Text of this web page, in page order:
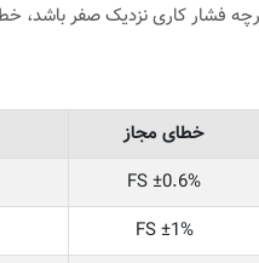
فشار کاری نزدیک صفر باشد،
خطای مجاز
±0.6% FS
±1% FS